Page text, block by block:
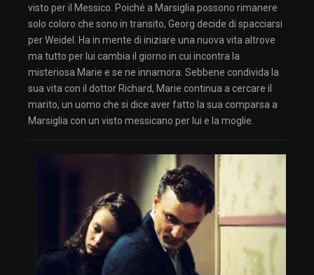
visto per il Messico. Poiché a Marsiglia possono rimanere
solo coloro che sono in transito, Georg decide di spacciarsi
per Weidel. Ha in mente di iniziare una nuova vita altrove
ma tutto per lui cambia il giorno in cui incontra la
misteriosa Marie e se ne innamora. Sebbene condivida la
sua vita con il dottor Richard, Marie continua a cercare il
marito, un uomo che si dice aver fatto la sua comparsa a
Marsiglia con un visto messicano per lui e la moglie.